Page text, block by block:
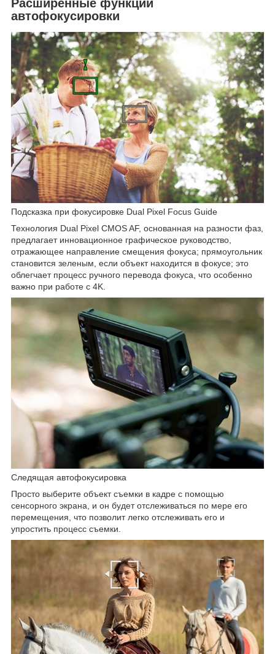
Расширенные функции
автофокусировки
Подсказка при фокусировке Dual Pixel Focus Guide
Технология Dual Pixel CMOS AF, основанная на разности фаз,
предлагает инновационное графическое руководство,
отражающее направление смещения фокуса; прямоугольник
становится зеленым, если объект находится в фокусе; это
облегчает процесс ручного перевода фокуса, что особенно
важно при работе с 4K.
Следящая автофокусировка
Просто выберите объект съемки в кадре с помощью
сенсорного экрана, и он будет отслеживаться по мере его
перемещения, что позволит легко отслеживать его и
упростить процесс съемки.